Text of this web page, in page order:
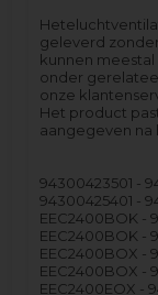
geleverd
kunnen
onder
onze
Het product
aangegeven na
94300423501 -
94300425401 -
EEC2400BOK -
EEC2400BOK -
EEC2400BOX -
EEC2400BOX -
EEC2400EOX -